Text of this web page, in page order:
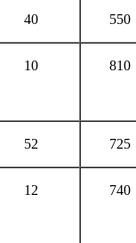
40 550
10 810
52 725
12 740